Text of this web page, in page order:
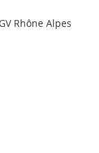
Rhône Alpes